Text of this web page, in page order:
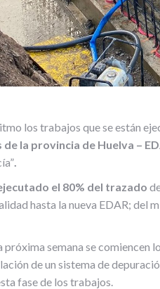
los trabajos que se están
la provincia de Huelva –
el 80% del trazado
hasta la nueva EDAR; del
próxima semana se
de un sistema de
fase de los trabajos.